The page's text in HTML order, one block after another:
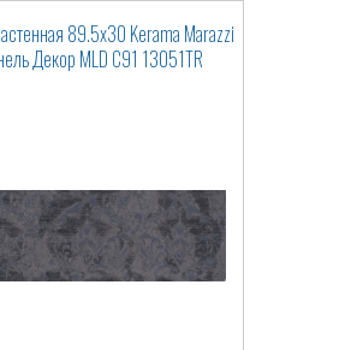
89.5x30 Kerama Marazzi
Декор MLD C91 13051TR